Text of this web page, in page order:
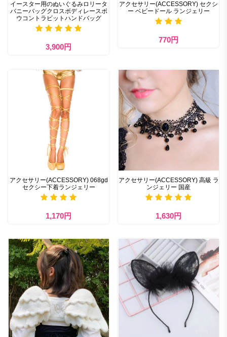
イースター用のぬいぐるみロリータ
バニーバッグクロスボディレースボ
ウコントラビットハンドバッグ
3,900円
アクセサリー(ACCESSORY) セクシ
ー ベビードール ランジェリー
770円
アクセサリー(ACCESSORY) 068gd
セクシー下着ランジェリー
1,170円
アクセサリー(ACCESSORY) 高級 ラ
ンジェリー 国産
1,630円